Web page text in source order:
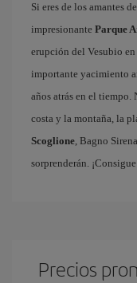
Si eres de los amantes
impresionante Parque
erupción del Vesubio en
importante yacimiento
años atrás en el tiempo.
costa y la montaña, la
Scoglione, Bagno
sorprenderán.
Precios